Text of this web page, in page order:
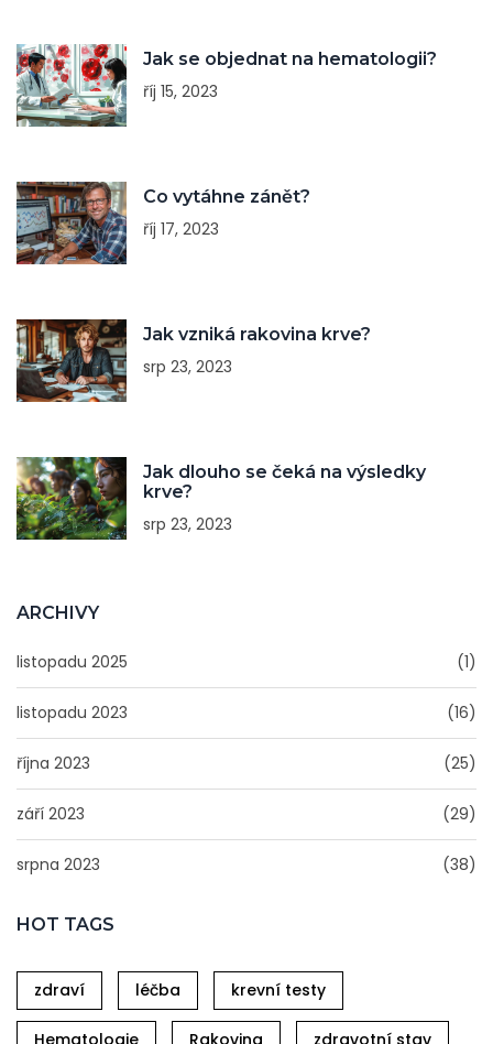
Jak se objednat na hematologii?
říj 15, 2023
Co vytáhne zánět?
říj 17, 2023
Jak vzniká rakovina krve?
srp 23, 2023
Jak dlouho se čeká na výsledky
krve?
srp 23, 2023
ARCHIVY
listopadu 2025 (1)
listopadu 2023 (16)
října 2023 (25)
září 2023 (29)
srpna 2023 (38)
HOT TAGS
zdraví léčba krevní testy